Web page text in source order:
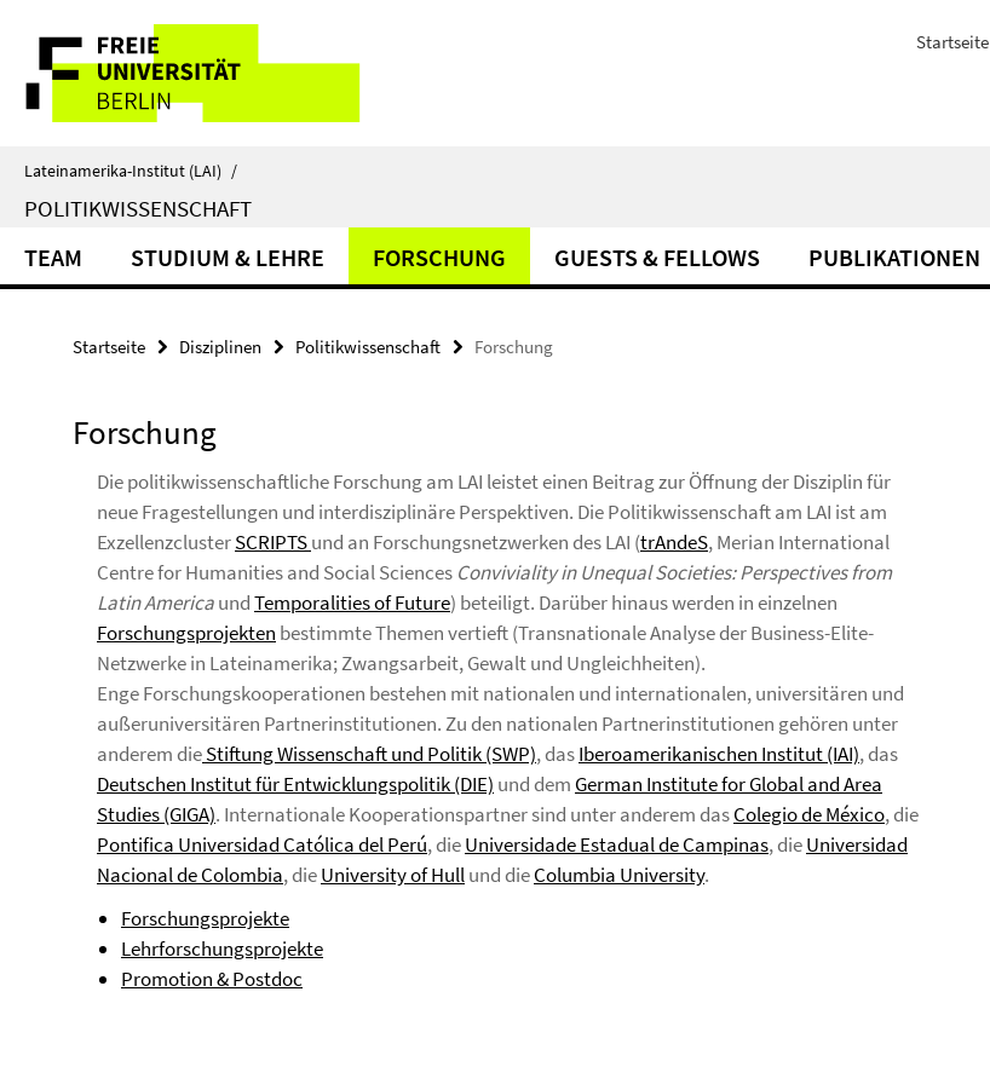
direkt
Inhalt
Service-
Navigation
Startseite
Lateinamerika-Institut (LAI) /
POLITIKWISSENSCHAFT
TEAM STUDIUM & LEHRE FORSCHUNG GUESTS & FELLOWS PUBLIKATIONEN
Startseite Disziplinen Politikwissenschaft Forschung
Forschung
Die politikwissenschaftliche Forschung am LAI leistet einen Beitrag zur Öffnung der Disziplin für
neue Fragestellungen und interdisziplinäre Perspektiven. Die Politikwissenschaft am LAI ist am
ExzellenzclusterSCRIPTSund an Forschungsnetzwerken des LAI (trAndeS, Merian International
Centre for Humanities and Social Sciences Conviviality in Unequal Societies: Perspectives from
Latin AmericaundTemporalities of Future) beteiligt. Darüber hinaus werden in einzelnen
Forschungsprojekten bestimmte Themen vertieft (Transnationale Analyse der Business-Elite-
Netzwerke in Lateinamerika; Zwangsarbeit, Gewalt und Ungleichheiten).
Enge Forschungskooperationen bestehen mit nationalen und internationalen, universitären und
außeruniversitären Partnerinstitutionen. Zu den nationalen Partnerinstitutionen gehören unter
anderem dieStiftung Wissenschaft und Politik (SWP), dasIberoamerikanischen Institut (IAI), das
Deutschen Institut für Entwicklungspolitik (DIE) und dem German Institute for Global and Area
Studies (GIGA). Internationale Kooperationspartner sind unter anderem dasColegio de México, die
Pontifica Universidad Católica del Perú, dieUniversidade Estadual de Campinas, dieUniversidad
Nacional de Colombia, dieUniversity of Hullund dieColumbia University.
Forschungsprojekte
Lehrforschungsprojekte
Promotion & Postdoc